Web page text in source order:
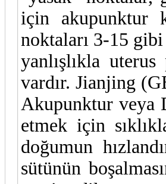
için akupunktur
noktaları 3-15 gibi
yanlışlıkla
vardır. Jianjing
Akupunktur veya
etmek için
doğumun
sütünün